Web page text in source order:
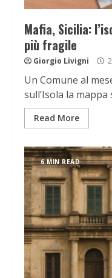
Mafia, Sicilia:
più fragile
Giorgio Livigni
Un Comune al
sull’Isola la mappa
Read More
6 MIN READ